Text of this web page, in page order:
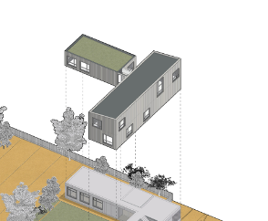
(31) – Tertiaire – Locaux
– Genimap